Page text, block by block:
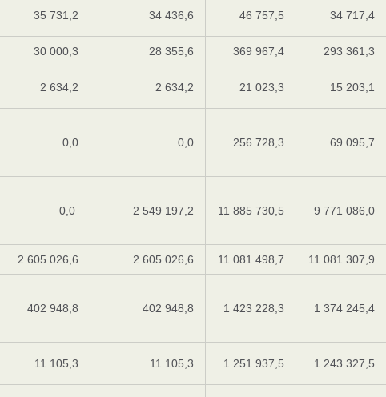
35 731,2 34 436,6 46 757,5 34 717,4
30 000,3 28 355,6 369 967,4 293 361,3
2 634,2 2 634,2 21 023,3 15 203,1
0,0 0,0 256 728,3 69 095,7
0,0 2 549 197,2 11 885 730,5 9 771 086,0
2 605 026,6 2 605 026,6 11 081 498,7 11 081 307,9
402 948,8 402 948,8 1 423 228,3 1 374 245,4
11 105,3 11 105,3 1 251 937,5 1 243 327,5